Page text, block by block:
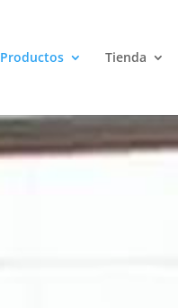
Productos Tienda